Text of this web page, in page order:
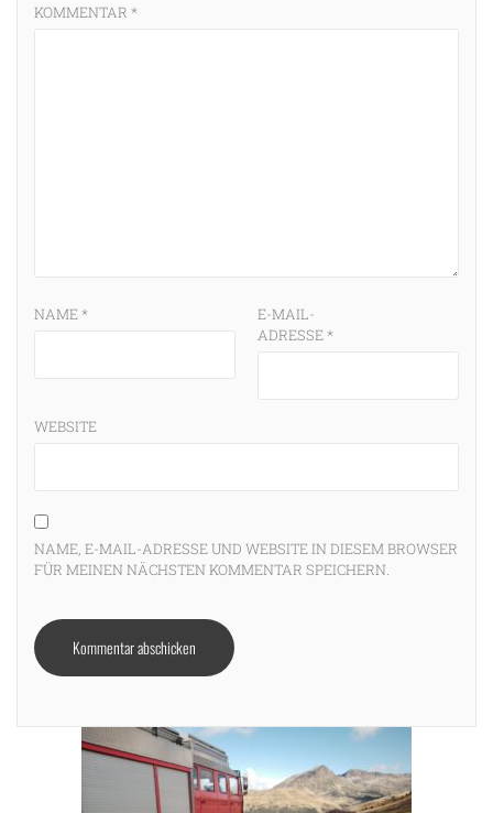
KOMMENTAR *
NAME*
E-MAIL-
ADRESSE*
WEBSITE
NAME, E-MAIL-ADRESSE UND WEBSITE IN DIESEM BROWSER
FÜR MEINEN NÄCHSTEN KOMMENTAR SPEICHERN.